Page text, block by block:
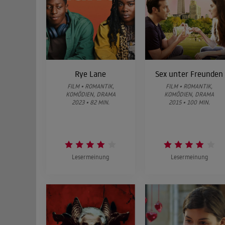
Rye Lane
FILM • ROMANTIK,
KOMÖDIEN, DRAMA
2023 • 82 MIN.
Lesermeinung
Sex unter Freunden
FILM • ROMANTIK,
KOMÖDIEN, DRAMA
2015 • 100 MIN.
Lesermeinung